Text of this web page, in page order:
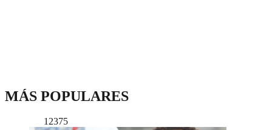
MÁS POPULARES
12375